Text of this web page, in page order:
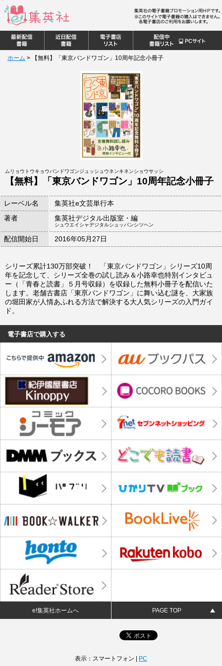
ホーム > 【無料】「東京バンドワゴン」10周年記念小冊子
ムリョウトウキョウバンドワゴンジュッシュウネンキネンショウサッシ
【無料】「東京バンドワゴン」10周年記念小冊子
レーベル名
集英社e文芸単行本
著者
集英社デジタル出版室・編
シュウエイシャデジタルシュッパンシツヘン
配信開始日 2016年05月27日
シリーズ累計130万部突破！ 「東京バンドワゴン」シリーズ10周
年を記念して、シリーズ全巻の試し読み＆小路幸也特別インタビュ
ー（「青春と読書」５月号収録）を収録した無料小冊子を配信いた
します。老舗古書店「東亰バンドワゴン」に舞い込む謎を、大家族
の堀田家が人情あふれる方法で解決する大人気シリーズの入門ガイ
ド。
電子書店で購入する
e!集英社ホームへ PAGE TOP
表示：スマートフォン | PC